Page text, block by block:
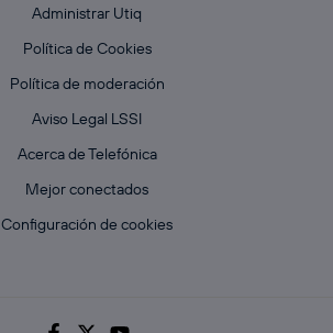
Administrar Utiq
Política de Cookies
Política de moderación
Aviso Legal LSSI
Acerca de Telefónica
Mejor conectados
Configuración de cookies